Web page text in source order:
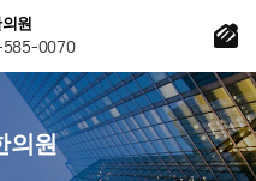
원
585-0070
의원